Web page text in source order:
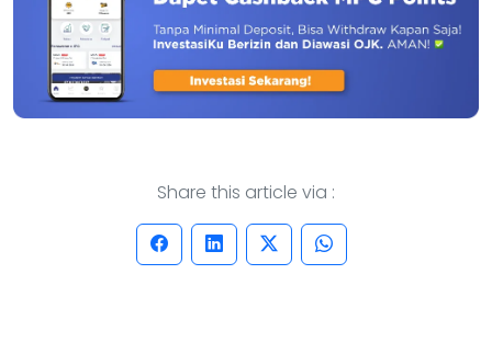
Share this article via :